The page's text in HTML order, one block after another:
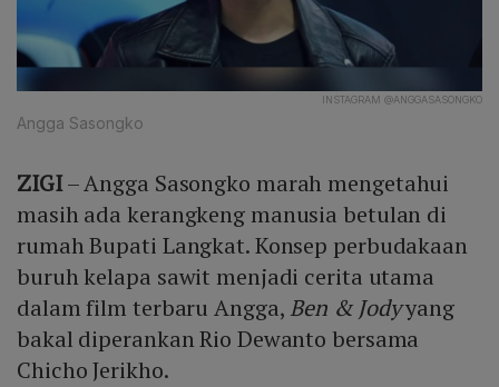
INSTAGRAM @ANGGASASONGKO
Angga Sasongko
ZIGI– Angga Sasongko marah mengetahui
masih ada kerangkeng manusia betulan di
rumah Bupati Langkat. Konsep perbudakaan
buruh kelapa sawit menjadi cerita utama
dalam film terbaru Angga, Ben & Jodyyang
bakal diperankan Rio Dewanto bersama
Chicho Jerikho.